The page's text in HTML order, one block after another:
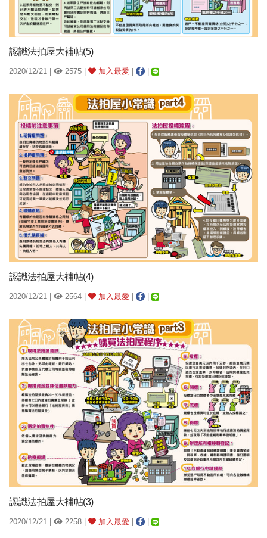
認識法拍屋大補帖(5)
2020/12/21 | 2575 | 加入最愛
認識法拍屋大補帖(4)
2020/12/21 | 2564 | 加入最愛
認識法拍屋大補帖(3)
2020/12/21 | 2258 | 加入最愛